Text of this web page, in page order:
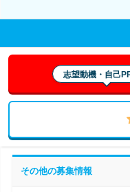
志望動機・自己
その他の募集情報